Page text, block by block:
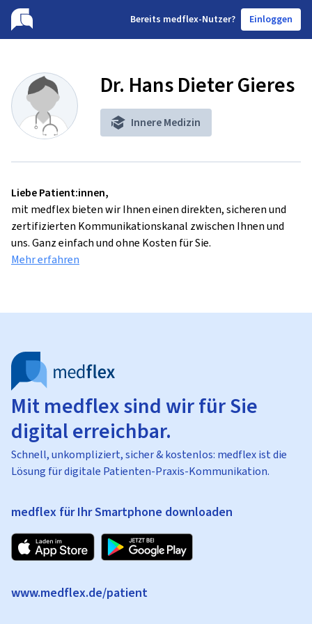
Bereits medflex-Nutzer? Einloggen
Dr. Hans Dieter Gieres
Innere Medizin
Liebe Patient:innen,
mit medflex bieten wir Ihnen einen direkten, sicheren und
zertifizierten Kommunikationskanal zwischen Ihnen und
uns. Ganz einfach und ohne Kosten für Sie.
Mehr erfahren
Mit medflex sind wir für Sie
digital erreichbar.
Schnell, unkompliziert, sicher & kostenlos: medflex ist die
Lösung für digitale Patienten-Praxis-Kommunikation.
medflex für Ihr Smartphone downloaden
www.medflex.de/patient